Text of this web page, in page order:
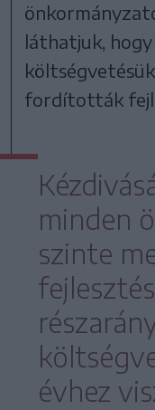
láthatjuk, hogy
fordították
minden
szinte
évhez